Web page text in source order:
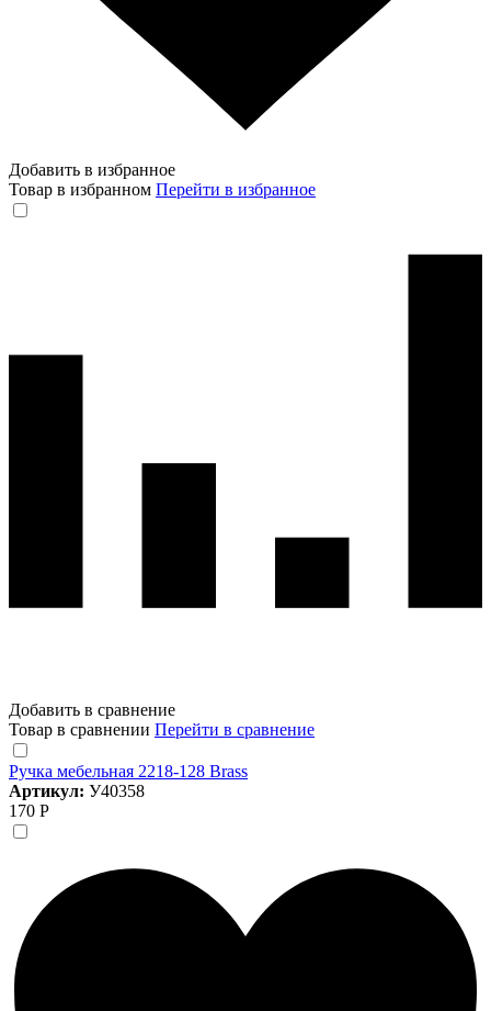
Добавить в избранное
Товар в избранном Перейти в избранное
Добавить в сравнение
Товар в сравнении Перейти в сравнение
Ручка мебельная 2218-128 Brass
Артикул: У40358
170 Р